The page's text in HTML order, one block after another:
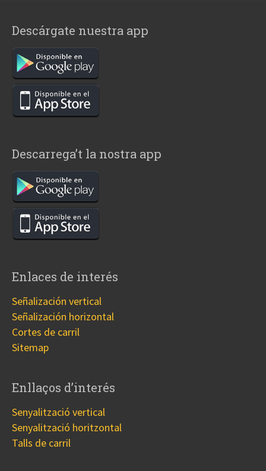
Descárgate nuestra app
Descarrega’t la nostra app
Enlaces de interés
Señalización vertical
Señalización horizontal
Cortes de carril
Sitemap
Enllaços d’interés
Senyalització vertical
Senyalització horitzontal
Talls de carril